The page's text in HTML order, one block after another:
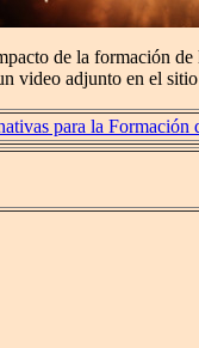
de la formación de
video adjunto en el
para la Formación